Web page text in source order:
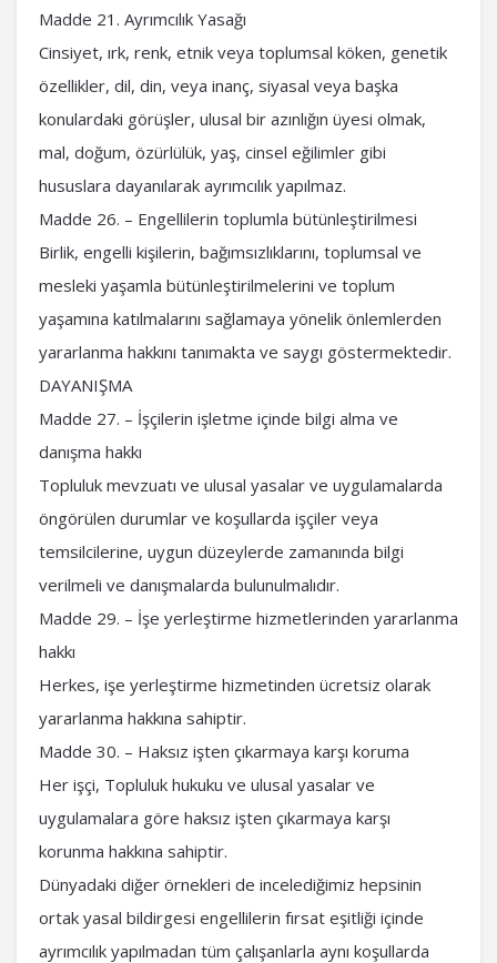
Madde 21. Ayrımcılık Yasağı
Cinsiyet, ırk, renk, etnik veya toplumsal köken, genetik
özellikler, dil, din, veya inanç, siyasal veya başka
konulardaki görüşler, ulusal bir azınlığın üyesi olmak,
mal, doğum, özürlülük, yaş, cinsel eğilimler gibi
hususlara dayanılarak ayrımcılık yapılmaz.
Madde 26. – Engellilerin toplumla bütünleştirilmesi
Birlik, engelli kişilerin, bağımsızlıklarını, toplumsal ve
mesleki yaşamla bütünleştirilmelerini ve toplum
yaşamına katılmalarını sağlamaya yönelik önlemlerden
yararlanma hakkını tanımakta ve saygı göstermektedir.
DAYANIŞMA
Madde 27. – İşçilerin işletme içinde bilgi alma ve
danışma hakkı
Topluluk mevzuatı ve ulusal yasalar ve uygulamalarda
öngörülen durumlar ve koşullarda işçiler veya
temsilcilerine, uygun düzeylerde zamanında bilgi
verilmeli ve danışmalarda bulunulmalıdır.
Madde 29. – İşe yerleştirme hizmetlerinden yararlanma
hakkı
Herkes, işe yerleştirme hizmetinden ücretsiz olarak
yararlanma hakkına sahiptir.
Madde 30. – Haksız işten çıkarmaya karşı koruma
Her işçi, Topluluk hukuku ve ulusal yasalar ve
uygulamalara göre haksız işten çıkarmaya karşı
korunma hakkına sahiptir.
Dünyadaki diğer örnekleri de incelediğimiz hepsinin
ortak yasal bildirgesi engellilerin fırsat eşitliği içinde
ayrımcılık yapılmadan tüm çalışanlarla aynı koşullarda